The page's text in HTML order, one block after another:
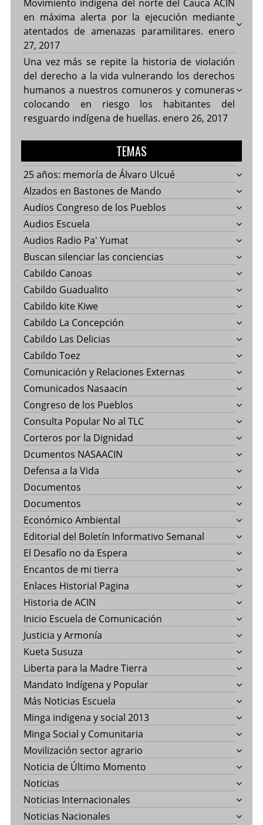
Movimiento indígena del norte del Cauca ACIN
en máxima alerta por la ejecución mediante
atentados de amenazas paramilitares. enero
27, 2017
Una vez más se repite la historia de violación
del derecho a la vida vulnerando los derechos
humanos a nuestros comuneros y comuneras
colocando en riesgo los habitantes del
resguardo indígena de huellas. enero 26, 2017
TEMAS
25 años: memoría de Álvaro Ulcué
Alzados en Bastones de Mando
Audios Congreso de los Pueblos
Audios Escuela
Audios Radio Pa' Yumat
Buscan silenciar las conciencias
Cabildo Canoas
Cabildo Guadualito
Cabildo kite Kiwe
Cabildo La Concepción
Cabildo Las Delicias
Cabildo Toez
Comunicación y Relaciones Externas
Comunicados Nasaacin
Congreso de los Pueblos
Consulta Popular No al TLC
Corteros por la Dignidad
Dcumentos NASAACIN
Defensa a la Vida
Documentos
Documentos
Económico Ambiental
Editorial del Boletín Informativo Semanal
El Desafío no da Espera
Encantos de mi tierra
Enlaces Historial Pagina
Historia de ACIN
Inicio Escuela de Comunicación
Justicia y Armonía
Kueta Susuza
Liberta para la Madre Tierra
Mandato Indígena y Popular
Más Noticias Escuela
Minga indigena y social 2013
Minga Social y Comunitaria
Movilización sector agrario
Noticia de Último Momento
Noticias
Noticias Internacionales
Noticias Nacionales